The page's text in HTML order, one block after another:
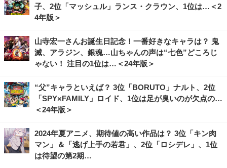
子、2位「マッシュル」ランス・クラウン、1位は…＜2
4年版＞
山寺宏一さんお誕生日記念！一番好きなキャラは？ 鬼
滅、アラジン、銀魂…山ちゃんの声は“七色”どころじ
ゃない！ 注目の1位は…＜24年版＞
“父”キャラといえば？ 3位「BORUTO」ナルト、2位
「SPY×FAMILY」ロイド、1位は足が臭いのが欠点の…
＜24年版＞
2024年夏アニメ、期待値の高い作品は？ 3位「キン肉
マン」＆「逃げ上手の若君」、2位「ロシデレ」、1位
は待望の第2期…